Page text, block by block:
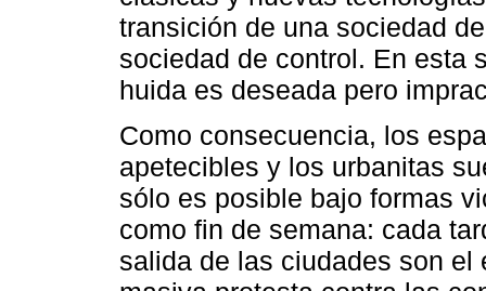
transición de una sociedad
sociedad de control. En esta
huida es deseada pero
Como consecuencia, los
apetecibles y los urbanitas
sólo es posible bajo formas
como fin de semana: cada
salida de las ciudades son